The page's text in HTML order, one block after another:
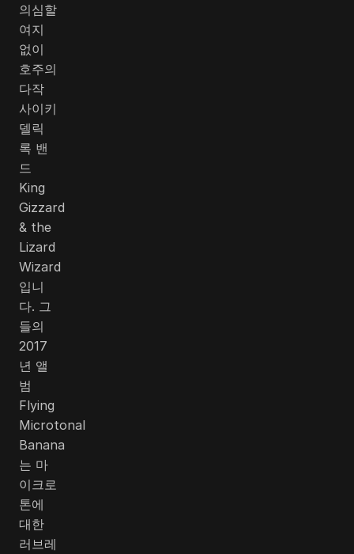
의심할
여지
없이
호주의
다작
사이키
델릭
록 밴
드
King
Gizzard
& the
Lizard
Wizard
입니
다. 그
들의
2017
년 앨
범
Flying
Microtonal
Banana
는 마
이크로
톤에
대한
러브레